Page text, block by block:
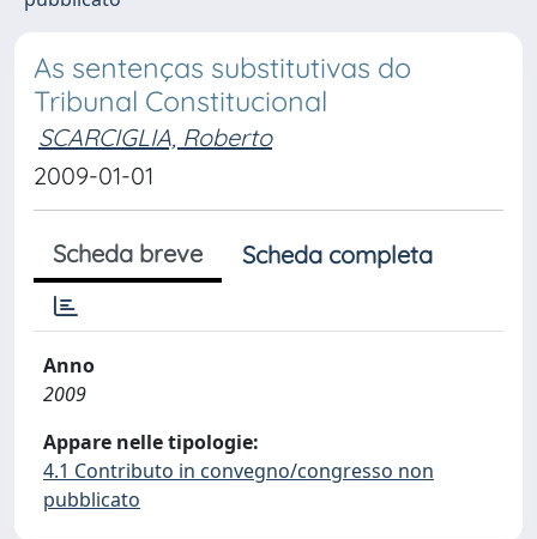
As sentenças substitutivas do
Tribunal Constitucional
SCARCIGLIA, Roberto
2009-01-01
Scheda breve Scheda completa
Anno
2009
Appare nelle tipologie:
4.1 Contributo in convegno/congresso non
pubblicato